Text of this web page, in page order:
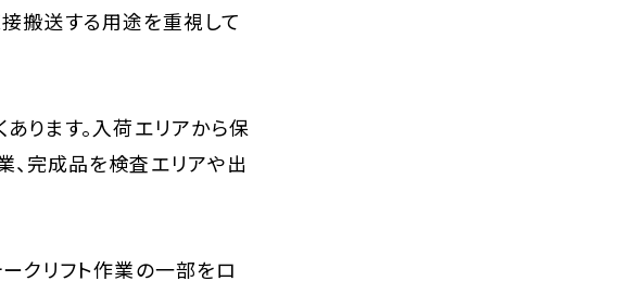
接搬送する用途を重視して
ります。入荷エリアから保
、完成品を検査エリアや出
クリフト作業の一部をロ